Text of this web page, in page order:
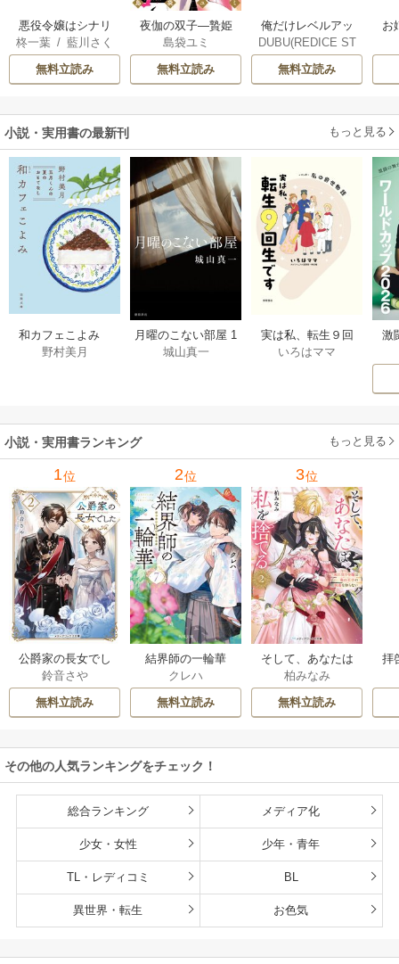
悪役令嬢はシナリ
オを知らない ～乙
女ゲームの世界で
真実の恋を探しま
柊一葉 /藍川さく
ら
無料立読み
夜伽の双子―贄姫
は二人の王子に愛
される―
島袋ユミ
無料立読み
俺だけレベルアッ
プな件
DUBU(REDICE ST
UDIO)/Chugong/
h-goon
無料立読み
お
小説・実用書の最新刊 もっと見る
和カフェこよみ
五月くんの夏のお
野村美月
月曜のこない部屋 1
巻
城山真一
実は私、転生９回
生です マンガ
いろはママ
激
小説・実用書ランキング もっと見る
1位
公爵家の長女でし
た
鈴音さや
無料立読み
2位
結界師の一輪華
クレハ
無料立読み
3位
そして、あなたは
私を捨てる
柏みなみ
無料立読み
拝
その他の人気ランキングをチェック！
総合ランキング メディア化
少女・女性 少年・青年
TL・レディコミ BL
異世界・転生 お色気